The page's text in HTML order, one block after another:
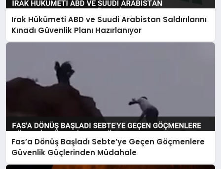
Irak Hükümeti ABD ve Suudi Arabistan Saldırılarını
Kınadı Güvenlik Planı Hazırlanıyor
Fas’a Dönüş Başladı Sebte’ye Geçen Göçmenlere
Güvenlik Güçlerinden Müdahale